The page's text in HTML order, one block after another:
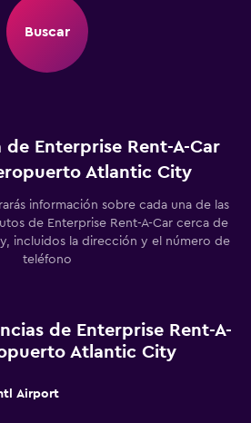
Buscar
Enterprise Rent-A-Car
Atlantic City
información sobre cada una de las
de Enterprise Rent-A-Car cerca de
incluidos la dirección y el número de
teléfono
de Enterprise Rent-A-
Atlantic City
Airport